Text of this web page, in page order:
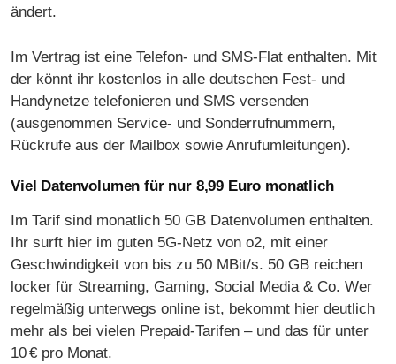
ändert.
Im Vertrag ist eine Telefon- und SMS-Flat enthalten. Mit
der könnt ihr kostenlos in alle deutschen Fest- und
Handynetze telefonieren und SMS versenden
(ausgenommen Service- und Sonderrufnummern,
Rückrufe aus der Mailbox sowie Anrufumleitungen).
Viel Datenvolumen für nur 8,99 Euro monatlich
Im Tarif sind monatlich 50 GB Datenvolumen enthalten.
Ihr surft hier im guten 5G-Netz von o2, mit einer
Geschwindigkeit von bis zu 50 MBit/s. 50 GB reichen
locker für Streaming, Gaming, Social Media & Co. Wer
regelmäßig unterwegs online ist, bekommt hier deutlich
mehr als bei vielen Prepaid-Tarifen – und das für unter
10 € pro Monat.